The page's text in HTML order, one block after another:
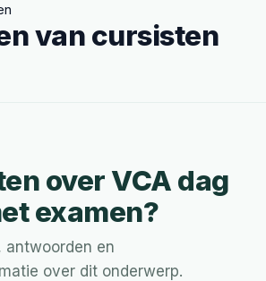
van cursisten
over VCA dag
examen?
antwoorden en
over dit onderwerp.